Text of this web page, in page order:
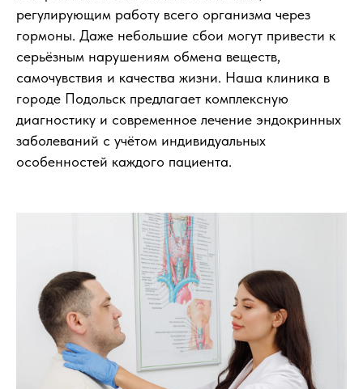
регулирующим работу всего организма через
гормоны. Даже небольшие сбои могут привести к
серьёзным нарушениям обмена веществ,
самочувствия и качества жизни. Наша клиника в
городе Подольск предлагает комплексную
диагностику и современное лечение эндокринных
заболеваний с учётом индивидуальных
особенностей каждого пациента.